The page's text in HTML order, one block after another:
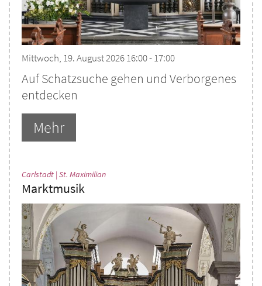
Mittwoch, 19. August 2026 16:00 - 17:00
Auf Schatzsuche gehen und Verborgenes
entdecken
Mehr
Carlstadt | St. Maximilian:
Marktmusik